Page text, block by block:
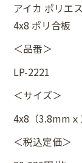
アイカ ポリエ
4x8 ポリ合板
＜品番＞
LP-2221
＜サイズ＞
4x8（3.8mm
＜税込定価＞